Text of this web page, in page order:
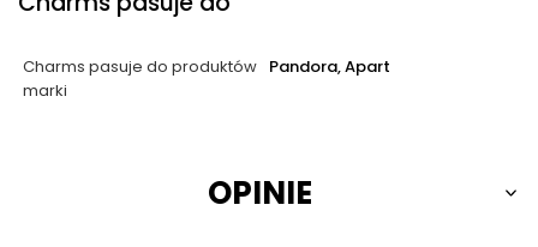
Charms pasuje do produktów
marki
Pandora, Apart
OPINIE